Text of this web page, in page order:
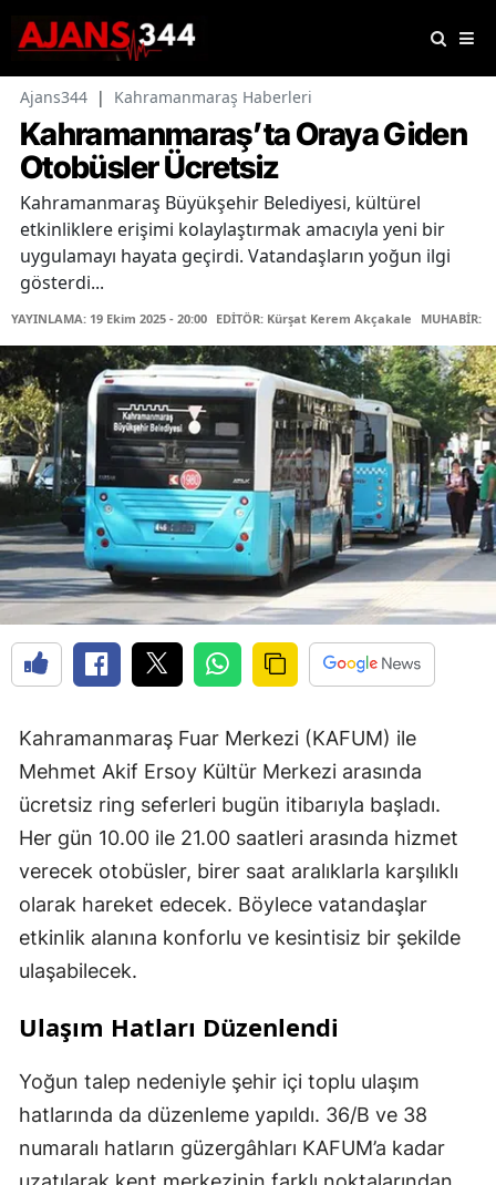
Ajans344 | Kahramanmaraş Haberleri
Kahramanmaraş’ta Oraya Giden
Otobüsler Ücretsiz
Kahramanmaraş Büyükşehir Belediyesi, kültürel
etkinliklere erişimi kolaylaştırmak amacıyla yeni bir
uygulamayı hayata geçirdi. Vatandaşların yoğun ilgi
gösterdi...
YAYINLAMA: 19 Ekim 2025 - 20:00 EDİTÖR: Kürşat Kerem Akçakale MUHABİR:
Kahramanmaraş Fuar Merkezi (KAFUM) ile
Mehmet Akif Ersoy Kültür Merkezi arasında
ücretsiz ring seferleri bugün itibarıyla başladı.
Her gün 10.00 ile 21.00 saatleri arasında hizmet
verecek otobüsler, birer saat aralıklarla karşılıklı
olarak hareket edecek. Böylece vatandaşlar
etkinlik alanına konforlu ve kesintisiz bir şekilde
ulaşabilecek.
Ulaşım Hatları Düzenlendi
Yoğun talep nedeniyle şehir içi toplu ulaşım
hatlarında da düzenleme yapıldı. 36/B ve 38
numaralı hatların güzergâhları KAFUM’a kadar